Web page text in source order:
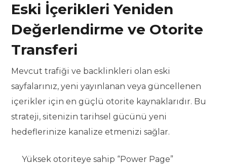
Eski İçerikleri Yeniden
Değerlendirme ve Otorite
Transferi
Mevcut trafiği ve backlinkleri olan eski
sayfalarınız, yeni yayınlanan veya güncellenen
içerikler için en güçlü otorite kaynaklarıdır. Bu
strateji, sitenizin tarihsel gücünü yeni
hedeflerinize kanalize etmenizi sağlar.
Yüksek otoriteye sahip “Power Page”